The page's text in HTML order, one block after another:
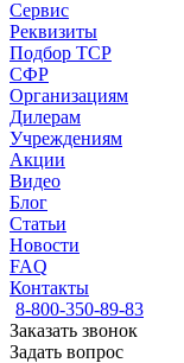
Сервис
Реквизиты
Подбор ТСР
СФР
Организациям
Дилерам
Учреждениям
Акции
Видео
Блог
Статьи
Новости
FAQ
Контакты
8-800-350-89-83
Заказать звонок
Задать вопрос